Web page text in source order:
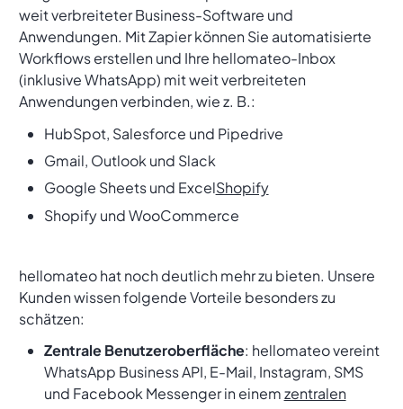
weit verbreiteter Business-Software und
Anwendungen. Mit Zapier können Sie automatisierte
Workflows erstellen und Ihre hellomateo-Inbox
(inklusive WhatsApp) mit weit verbreiteten
Anwendungen verbinden, wie z. B.:
HubSpot, Salesforce und Pipedrive
Gmail, Outlook und Slack
Google Sheets und ExcelShopify
Shopify und WooCommerce
hellomateo hat noch deutlich mehr zu bieten. Unsere
Kunden wissen folgende Vorteile besonders zu
schätzen:
Zentrale Benutzeroberfläche: hellomateo vereint
WhatsApp Business API, E-Mail, Instagram, SMS
und Facebook Messenger in einemzentralen